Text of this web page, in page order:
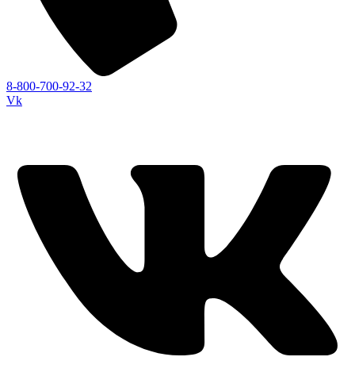
8-800-700-92-32
Vk